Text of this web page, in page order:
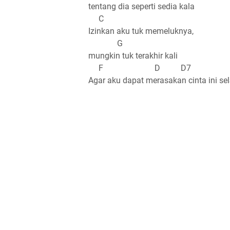
tentang dia seperti sedia kala
C
Izinkan aku tuk memeluknya,
G
mungkin tuk terakhir kali
F D D7
Agar aku dapat merasakan cinta ini